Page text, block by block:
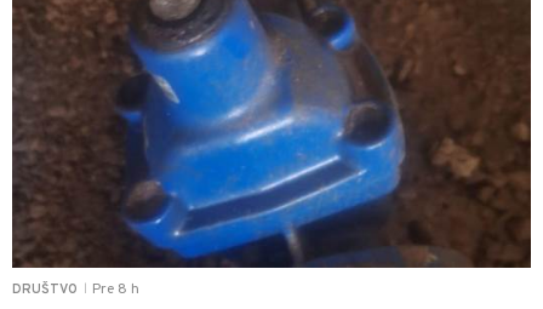
DRUŠTVO Pre 8 h